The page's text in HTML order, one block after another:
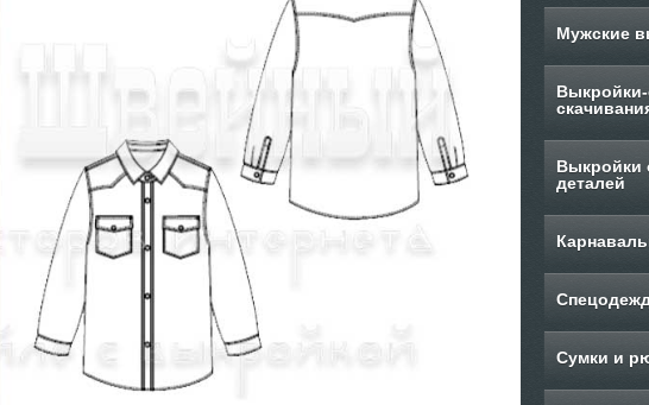
Мужские
Выкройки
деталей
Сумки и